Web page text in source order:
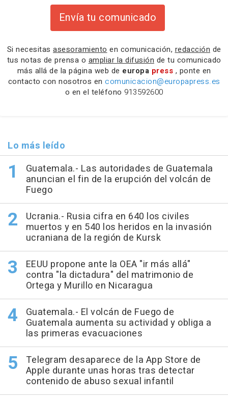
Envía tu comunicado
Si necesitas asesoramiento en comunicación, redacción de
tus notas de prensa o ampliar la difusión de tu comunicado
más allá de la página web de europa press , ponte en
contacto con nosotros en comunicacion@europapress.es
o en el teléfono 913592600
Lo más leído
Guatemala.- Las autoridades de Guatemala
anuncian el fin de la erupción del volcán de
Fuego
Ucrania.- Rusia cifra en 640 los civiles
muertos y en 540 los heridos en la invasión
ucraniana de la región de Kursk
EEUU propone ante la OEA "ir más allá"
contra "la dictadura" del matrimonio de
Ortega y Murillo en Nicaragua
Guatemala.- El volcán de Fuego de
Guatemala aumenta su actividad y obliga a
las primeras evacuaciones
Telegram desaparece de la App Store de
Apple durante unas horas tras detectar
contenido de abuso sexual infantil